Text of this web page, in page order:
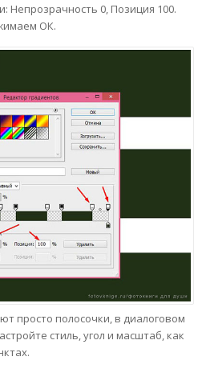
Непрозрачность 0, Позиция 100.
ОК.
просто полосочки, в диалоговом
стиль, угол и масштаб, как